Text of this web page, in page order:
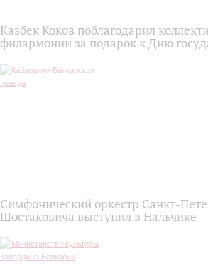
Казбек Коков поблагодарил
филармонии за подарок к Дню
Симфонический оркестр Санкт-
Шостаковича выступил в Нальчике